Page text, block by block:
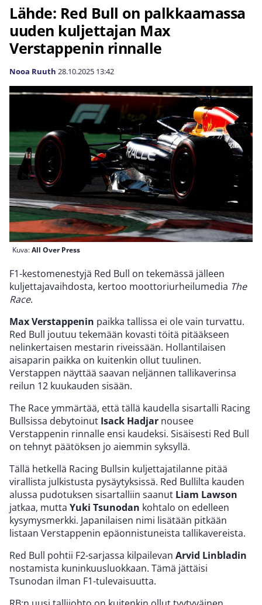
Lähde: Red Bull on palkkaamassa
uuden kuljettajan Max
Verstappenin rinnalle
Nooa Ruuth 28.10.2025 13:42
Kuva:All Over Press
F1-kestomenestyjä Red Bull on tekemässä jälleen
kuljettajavaihdosta, kertoo moottoriurheilumedia The
Race.
Max Verstappenin paikka tallissa ei ole vain turvattu.
Red Bull joutuu tekemään kovasti töitä pitääkseen
nelinkertaisen mestarin riveissään. Hollantilaisen
aisaparin paikka on kuitenkin ollut tuulinen.
Verstappen näyttää saavan neljännen tallikaverinsa
reilun 12 kuukauden sisään.
The Race ymmärtää, että tällä kaudella sisartalli Racing
Bullsissa debytoinut Isack Hadjar nousee
Verstappenin rinnalle ensi kaudeksi. Sisäisesti Red Bull
on tehnyt päätöksen jo aiemmin syksyllä.
Tällä hetkellä Racing Bullsin kuljettajatilanne pitää
virallista julkistusta pysäytyksissä. Red Bullilta kauden
alussa pudotuksen sisartalliin saanut Liam Lawson
jatkaa, mutta Yuki Tsunodan kohtalo on edelleen
kysymysmerkki. Japanilaisen nimi lisätään pitkään
listaan Verstappenin epäonnistuneista tallikavereista.
Red Bull pohtii F2-sarjassa kilpailevan Arvid Linbladin
nostamista kuninkuusluokkaan. Tämä jättäisi
Tsunodan ilman F1-tulevaisuutta.